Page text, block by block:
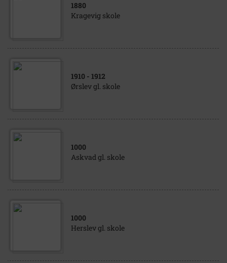
1880
Kragevig skole
1910 - 1912
Ørslev gl. skole
1000
Askvad gl. skole
1000
Herslev gl. skole